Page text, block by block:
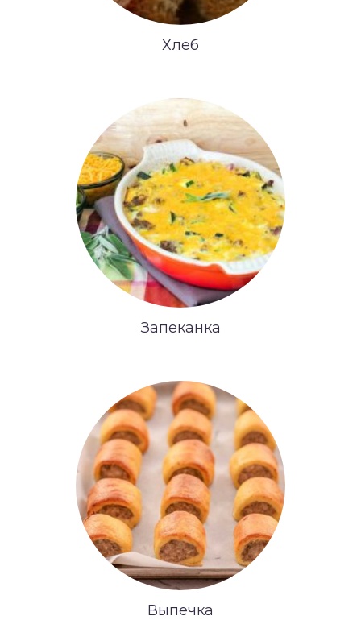
Хлеб
Запеканка
Выпечка